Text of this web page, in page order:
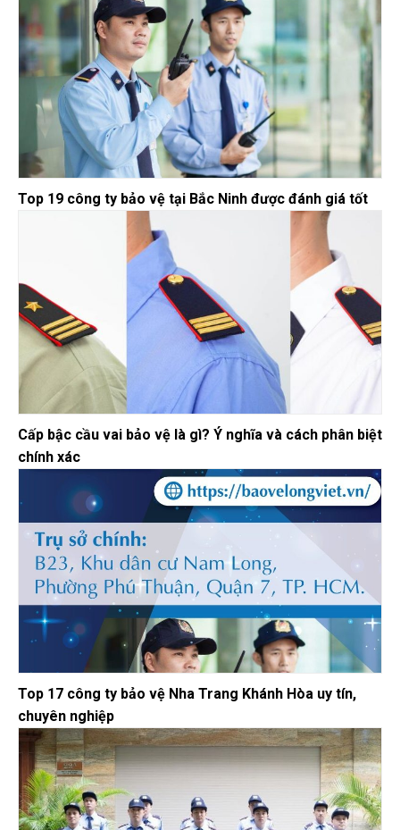
Top 19 công ty bảo vệ tại Bắc Ninh được đánh giá tốt
Cấp bậc cầu vai bảo vệ là gì? Ý nghĩa và cách phân biệt
chính xác
Top 17 công ty bảo vệ Nha Trang Khánh Hòa uy tín,
chuyên nghiệp